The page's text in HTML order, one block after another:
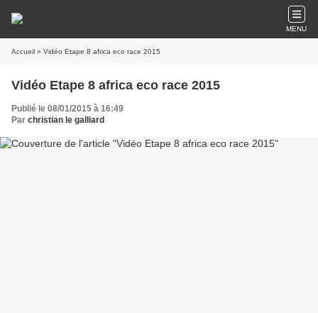
MENU
Accueil » Vidéo Etape 8 africa eco race 2015
Vidéo Etape 8 africa eco race 2015
Publié le 08/01/2015 à 16:49
Par christian le galliard